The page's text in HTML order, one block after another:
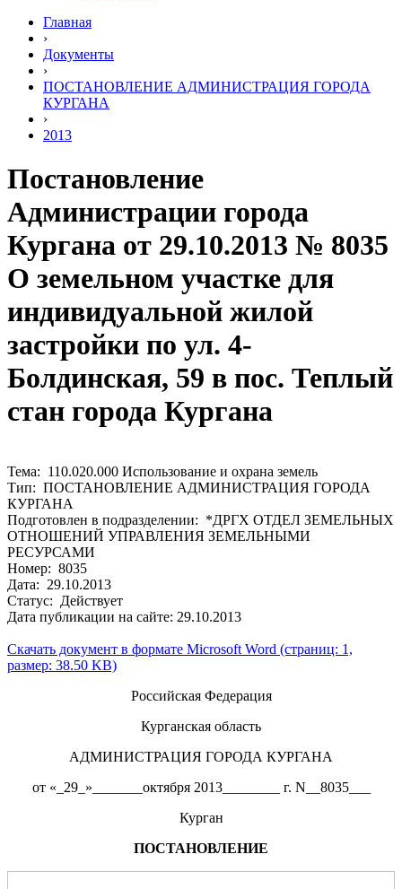
Главная
›
Документы
›
ПОСТАНОВЛЕНИЕ АДМИНИСТРАЦИЯ ГОРОДА
КУРГАНА
›
2013
Постановление
Администрации города
Кургана от 29.10.2013 № 8035
О земельном участке для
индивидуальной жилой
застройки по ул. 4-
Болдинская, 59 в пос. Теплый
стан города Кургана
Тема: 110.020.000 Использование и охрана земель
Тип: ПОСТАНОВЛЕНИЕ АДМИНИСТРАЦИЯ ГОРОДА
КУРГАНА
Подготовлен в подразделении: *ДРГХ ОТДЕЛ ЗЕМЕЛЬНЫХ
ОТНОШЕНИЙ УПРАВЛЕНИЯ ЗЕМЕЛЬНЫМИ
РЕСУРСАМИ
Номер: 8035
Дата: 29.10.2013
Статус: Действует
Дата публикации на сайте: 29.10.2013
Скачать документ в формате Microsoft Word (страниц: 1,
размер: 38.50 KB)
Российская Федерация
Курганская область
АДМИНИСТРАЦИЯ ГОРОДА КУРГАНА
от «_29_»_______октября 2013________ г. N__8035___
Курган
ПОСТАНОВЛЕНИЕ